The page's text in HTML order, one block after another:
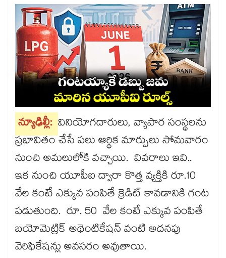
న్యూఢిల్లీ: వినియోగదారులు, వ్యాపార సంస్థలను
ప్రభావితం చేసే పలు ఆర్థిక మార్పులు సోమవారం
నుంచి అమలులోకి వచ్చాయి. వివరాలు ఇవి..
ఇక నుంచి యూపీఐ ద్వారా కొత్త వ్యక్తికి రూ.10
వేల కంటే ఎక్కువ పంపితే క్రెడిట్​ కావడానికి గంట
పడుతుంది. రూ. 50 వేల కంటే ఎక్కువ పంపితే
బయోమెట్రిక్​ అథెంటికేషన్​ వంటి అదనపు
వెరిఫికేషన్లు అవసరం అవుతాయి.